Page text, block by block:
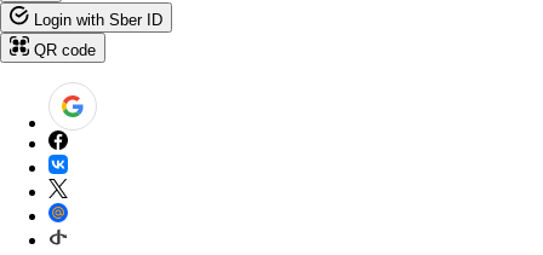
Login with Sber ID
QR code